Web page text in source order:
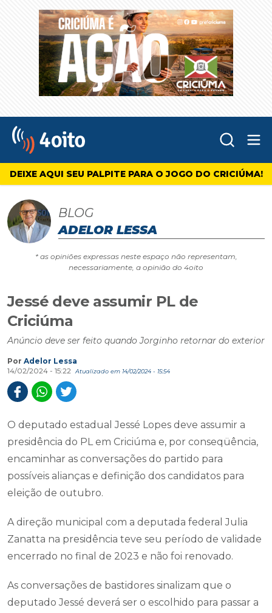
4oito
DEIXE AQUI SEU PALPITE PARA O JOGO DO CRICIÚMA!
BLOG
ADELOR LESSA
* as opiniões expressas neste espaço não representam,
necessariamente, a opinião do 4oito
Jessé deve assumir PL de
Criciúma
Anúncio deve ser feito quando Jorginho retornar do exterior
Por Adelor Lessa
14/02/2024 - 15:22
Atualizado em 14/02/2024 - 15:54
O deputado estadual Jessé Lopes deve assumir a
presidência do PL em Criciúma e, por conseqüência,
encaminhar as conversações do partido para
possíveis alianças e definição dos candidatos para
eleição de outubro.
A direção municipal com a deputada federal Julia
Zanatta na presidência teve seu período de validade
encerrado no final de 2023 e não foi renovado.
As conversações de bastidores sinalizam que o
deputado Jessé deverá ser o escolhido para passar a